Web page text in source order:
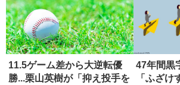
11.5ゲーム差から大逆転優
勝...栗山英樹が「抑え投手を
47年間黒
「ふざけ